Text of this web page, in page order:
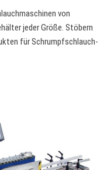
von
jeder Größe. Stöbern
für Schrumpfschlauch-